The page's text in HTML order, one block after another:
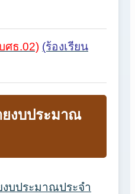
ศธ.02) (ร้องเรียน
ยงบประมาณ
บประมาณประจำ